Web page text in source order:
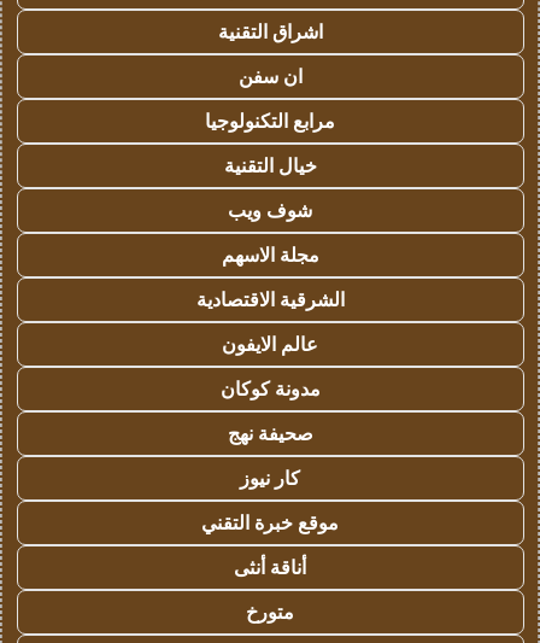
اشراق التقنية
ان سفن
مرابع التكنولوجيا
خيال التقنية
شوف ويب
مجلة الاسهم
الشرقية الاقتصادية
عالم الايفون
مدونة كوكان
صحيفة نهج
كار نيوز
موقع خبرة التقني
أناقة أنثى
متورخ